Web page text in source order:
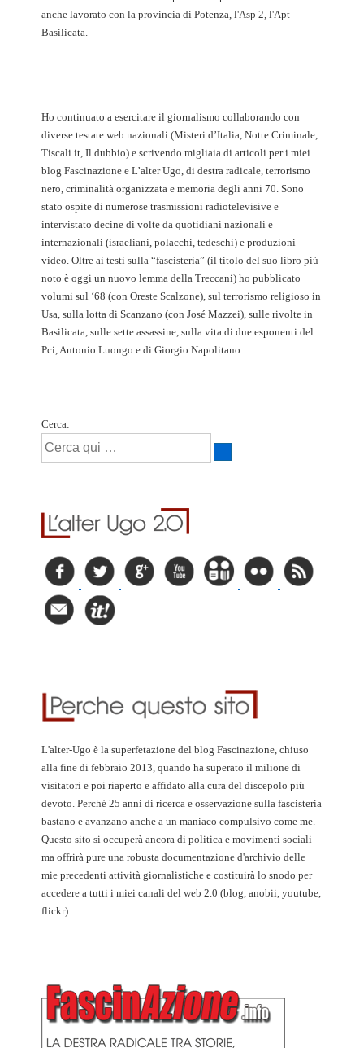
anche lavorato con la provincia di Potenza, l'Asp 2, l'Apt
Basilicata.
Ho continuato a esercitare il giornalismo collaborando con
diverse testate web nazionali (Misteri d’Italia, Notte Criminale,
Tiscali.it, Il dubbio) e scrivendo migliaia di articoli per i miei
blog Fascinazione e L’alter Ugo, di destra radicale, terrorismo
nero, criminalità organizzata e memoria degli anni 70. Sono
stato ospite di numerose trasmissioni radiotelevisive e
intervistato decine di volte da quotidiani nazionali e
internazionali (israeliani, polacchi, tedeschi) e produzioni
video. Oltre ai testi sulla “fascisteria” (il titolo del suo libro più
noto è oggi un nuovo lemma della Treccani) ho pubblicato
volumi sul ‘68 (con Oreste Scalzone), sul terrorismo religioso in
Usa, sulla lotta di Scanzano (con José Mazzei), sulle rivolte in
Basilicata, sulle sette assassine, sulla vita di due esponenti del
Pci, Antonio Luongo e di Giorgio Napolitano.
Cerca:
L'alter-Ugo è la superfetazione del blog Fascinazione, chiuso
alla fine di febbraio 2013, quando ha superato il milione di
visitatori e poi riaperto e affidato alla cura del discepolo più
devoto. Perché 25 anni di ricerca e osservazione sulla fascisteria
bastano e avanzano anche a un maniaco compulsivo come me.
Questo sito si occuperà ancora di politica e movimenti sociali
ma offrirà pure una robusta documentazione d'archivio delle
mie precedenti attività giornalistiche e costituirà lo snodo per
accedere a tutti i miei canali del web 2.0 (blog, anobii, youtube,
flickr)